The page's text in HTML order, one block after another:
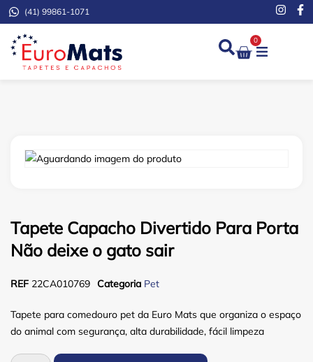
(41) 99861-1071
0
Tapete Capacho Divertido Para Porta
Não deixe o gato sair
REF 22CA010769 Categoria Pet
Tapete para comedouro pet da Euro Mats que organiza o espaço
do animal com segurança, alta durabilidade, fácil limpeza